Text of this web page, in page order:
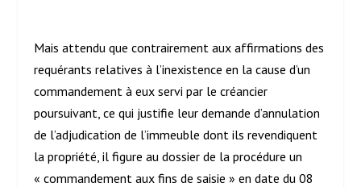
Mais attendu que contrairement aux affirmations des
requérants relatives à l’inexistence en la cause d’un
commandement à eux servi par le créancier
poursuivant, ce qui justifie leur demande d’annulation
de l’adjudication de l’immeuble dont ils revendiquent
la propriété, il figure au dossier de la procédure un
« commandement aux fins de saisie » en date du 08